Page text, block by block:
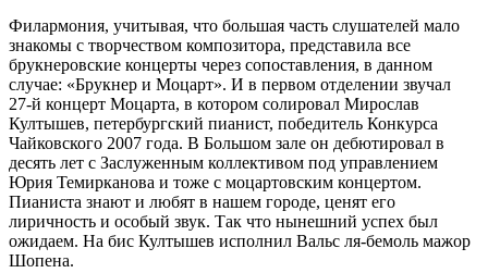
Филармония, учитывая, что большая часть слушателей мало
знакомы с творчеством композитора, представила все
брукнеровские концерты через сопоставления, в данном
случае: «Брукнер и Моцарт». И в первом отделении звучал
27‑й концерт Моцарта, в котором солировал Мирослав
Култышев, петербургский пианист, победитель Конкурса
Чайковского 2007 года. В Большом зале он дебютировал в
десять лет с Заслуженным коллективом под управлением
Юрия Темирканова и тоже с моцартовским концертом.
Пианиста знают и любят в нашем городе, ценят его
лиричность и особый звук. Так что нынешний успех был
ожидаем. На бис Култышев исполнил Вальс ля-бемоль мажор
Шопена.